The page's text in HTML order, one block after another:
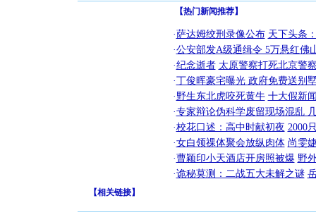
【热门新闻推荐】
·萨达姆绞刑录像公布 天下头条
·公安部发A级通缉令 5万悬红佛
·纪念逝者 太原警察打死北京警
·丁俊晖豪宅曝光 政府免费送别
·野生东北虎咬死黄牛 十大假新
·专家辩论伪科学废留现场混乱
·校花口述：高中时献初夜 2000
·女白领祼体聚会放纵肉体 尚雯
·曹颖印小天酒店开房照被爆 野
·诡秘莫测：二战五大未解之谜
【相关链接】
[圣诞节]
你太多，